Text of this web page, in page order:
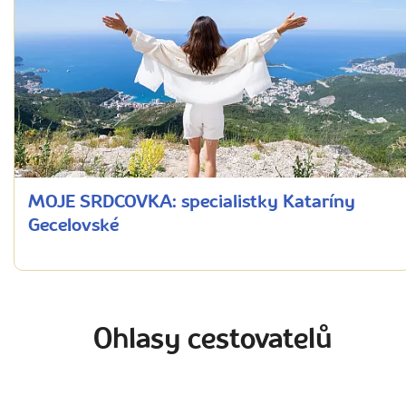
MOJE SRDCOVKA: specialistky Kataríny
Gecelovské
Ohlasy cestovatelů